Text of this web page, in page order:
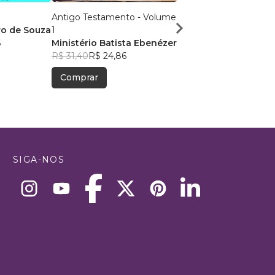
de Souza
Antigo Testamento - Volume
1
Ministério Batista Ebenézer
R$ 31,40R$ 24,86
Comprar
à luz das Escrituras?
SIGA-NOS